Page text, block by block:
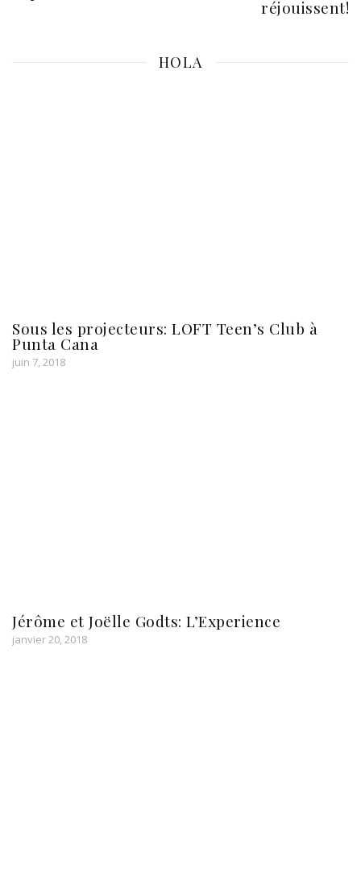
réjouissent!
HOLA
Sous les projecteurs: LOFT Teen’s Club à
Punta Cana
juin 7, 2018
Jérôme et Joëlle Godts: L’Experience
janvier 20, 2018